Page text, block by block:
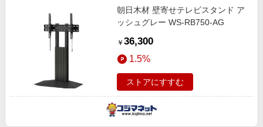
朝日木材 壁寄せテレビスタンド ア
ッシュグレー WS-RB750-AG
￥ 36,300
1.5%
ストアにすすむ